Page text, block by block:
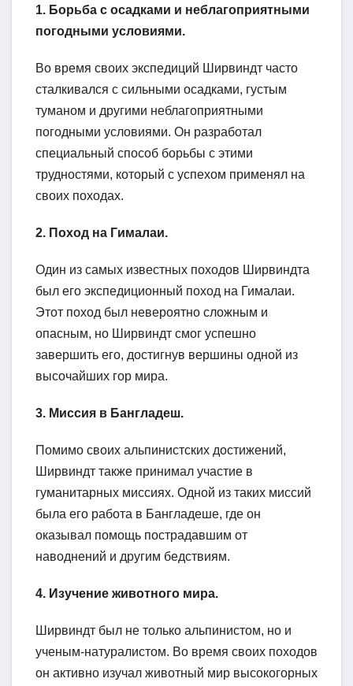
1. Борьба с осадками и неблагоприятными
погодными условиями.
Во время своих экспедиций Ширвиндт часто
сталкивался с сильными осадками, густым
туманом и другими неблагоприятными
погодными условиями. Он разработал
специальный способ борьбы с этими
трудностями, который с успехом применял на
своих походах.
2. Поход на Гималаи.
Один из самых известных походов Ширвиндта
был его экспедиционный поход на Гималаи.
Этот поход был невероятно сложным и
опасным, но Ширвиндт смог успешно
завершить его, достигнув вершины одной из
высочайших гор мира.
3. Миссия в Бангладеш.
Помимо своих альпинистских достижений,
Ширвиндт также принимал участие в
гуманитарных миссиях. Одной из таких миссий
была его работа в Бангладеше, где он
оказывал помощь пострадавшим от
наводнений и другим бедствиям.
4. Изучение животного мира.
Ширвиндт был не только альпинистом, но и
ученым-натуралистом. Во время своих походов
он активно изучал животный мир высокогорных